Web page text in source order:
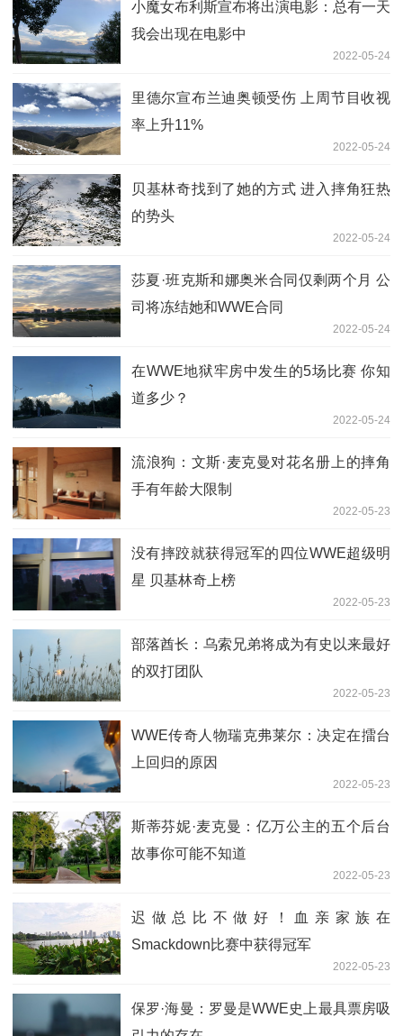
小魔女布利斯宣布将出演电影：总有一天
我会出现在电影中
2022-05-24
里德尔宣布兰迪奥顿受伤 上周节目收视
率上升11%
2022-05-24
贝基林奇找到了她的方式 进入摔角狂热
的势头
2022-05-24
莎夏·班克斯和娜奥米合同仅剩两个月 公
司将冻结她和WWE合同
2022-05-24
在WWE地狱牢房中发生的5场比赛 你知
道多少？
2022-05-24
流浪狗：文斯·麦克曼对花名册上的摔角
手有年龄大限制
2022-05-23
没有摔跤就获得冠军的四位WWE超级明
星 贝基林奇上榜
2022-05-23
部落酋长：乌索兄弟将成为有史以来最好
的双打团队
2022-05-23
WWE传奇人物瑞克弗莱尔：决定在擂台
上回归的原因
2022-05-23
斯蒂芬妮·麦克曼：亿万公主的五个后台
故事你可能不知道
2022-05-23
迟做总比不做好！血亲家族在
Smackdown比赛中获得冠军
2022-05-23
保罗·海曼：罗曼是WWE史上最具票房吸